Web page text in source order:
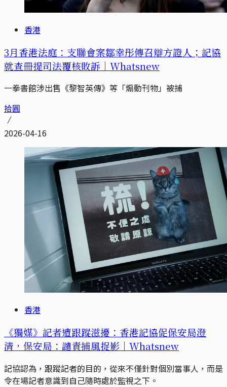
香港
3月香港法庭：支聯會案鄒幸彤傳召辯方證人；記協
就查冊提司法覆核敗訴｜Whatsnew
一拳書館涉出售《黎智英傳》等「煽動刊物」被捕
拾圓
2026-04-16
香港
《獨媒》記者遭跟蹤滋擾：香港記協促保安局澄
清，保安局：譴責捕風捉影｜Whatsnew
記協認為，跟蹤記者的目的，從來不僅針對個別當事人，而是
令在場記者意識到自己隨時處於監視之下。